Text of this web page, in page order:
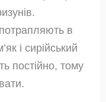
в
і сирійський
постійно, тому